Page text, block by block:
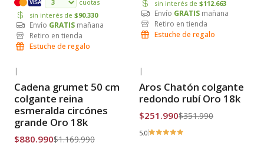
VISA
cuotas
sin interés de $90.330
Envío GRATIS mañana
Retiro en tienda
Estuche de regalo
sin interés de $112.663
Envío GRATIS mañana
Retiro en tienda
Estuche de regalo
Envío Gratis
|
Cadena grumet 50 cm
colgante reina
esmeralda circónes
grande Oro 18k
$880.990$1.169.990
Envío Gratis
|
Aros Chatón colgante
redondo rubí Oro 18k
$251.990$351.990
5.0